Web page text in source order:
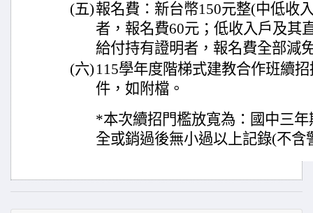
(五)報名費：新台幣150元整(中低收
者，報名費60元；低收入戶及其
給付持有證明者，報名費全部減
(六) 115學年度階梯式建教合作班續
件，如附檔。
*本次續招門檻放寬為：國中三
全或銷過後無小過以上記錄(不含